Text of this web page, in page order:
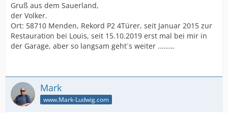
Gruß aus dem Sauerland,
der Volker.
Ort: 58710 Menden, Rekord P2 4Türer, seit Januar 2015 zur
Restauration bei Louis, seit 15.10.2019 erst mal bei mir in
der Garage, aber so langsam geht´s weiter ………
Mark
www.Mark-Ludwig.com